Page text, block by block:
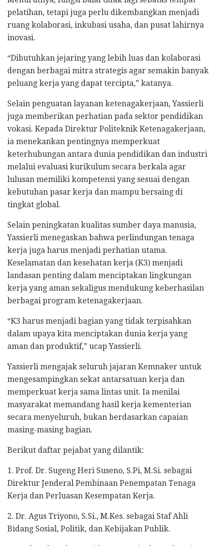
pelatihan, tetapi juga perlu dikembangkan menjadi
ruang kolaborasi, inkubasi usaha, dan pusat lahirnya
inovasi.
“Dibutuhkan jejaring yang lebih luas dan kolaborasi
dengan berbagai mitra strategis agar semakin banyak
peluang kerja yang dapat tercipta,” katanya.
Selain penguatan layanan ketenagakerjaan, Yassierli
juga memberikan perhatian pada sektor pendidikan
vokasi. Kepada Direktur Politeknik Ketenagakerjaan,
ia menekankan pentingnya memperkuat
keterhubungan antara dunia pendidikan dan industri
melalui evaluasi kurikulum secara berkala agar
lulusan memiliki kompetensi yang sesuai dengan
kebutuhan pasar kerja dan mampu bersaing di
tingkat global.
Selain peningkatan kualitas sumber daya manusia,
Yassierli menegaskan bahwa perlindungan tenaga
kerja juga harus menjadi perhatian utama.
Keselamatan dan kesehatan kerja (K3) menjadi
landasan penting dalam menciptakan lingkungan
kerja yang aman sekaligus mendukung keberhasilan
berbagai program ketenagakerjaan.
“K3 harus menjadi bagian yang tidak terpisahkan
dalam upaya kita menciptakan dunia kerja yang
aman dan produktif,” ucap Yassierli.
Yassierli mengajak seluruh jajaran Kemnaker untuk
mengesampingkan sekat antarsatuan kerja dan
memperkuat kerja sama lintas unit. Ia menilai
masyarakat memandang hasil kerja kementerian
secara menyeluruh, bukan berdasarkan capaian
masing-masing bagian.
Berikut daftar pejabat yang dilantik:
1. Prof. Dr. Sugeng Heri Suseno, S.Pi, M.Si. sebagai
Direktur Jenderal Pembinaan Penempatan Tenaga
Kerja dan Perluasan Kesempatan Kerja.
2. Dr. Agus Triyono, S.Si., M.Kes. sebagai Staf Ahli
Bidang Sosial, Politik, dan Kebijakan Publik.